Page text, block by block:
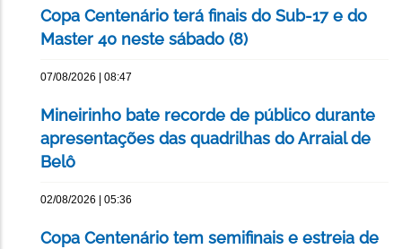
Copa Centenário terá finais do Sub-17 e do
Master 40 neste sábado (8)
07/08/2026 | 08:47
Mineirinho bate recorde de público durante
apresentações das quadrilhas do Arraial de
Belô
02/08/2026 | 05:36
Copa Centenário tem semifinais e estreia de